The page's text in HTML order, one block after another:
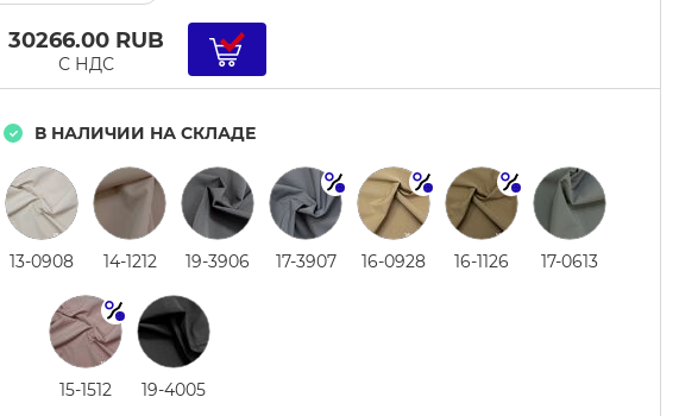
30266.00 RUB
С НДС
В НАЛИЧИИ НА СКЛАДЕ
13-0908 14-1212 19-3906 17-3907 16-0928 16-1126 17-0613
15-1512 19-4005